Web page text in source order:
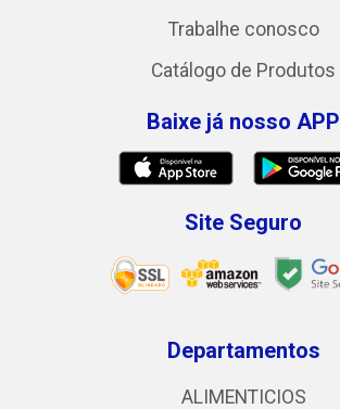
Trabalhe conosco
Catálogo de Produtos
Baixe já nosso APP
Site Seguro
Departamentos
ALIMENTICIOS